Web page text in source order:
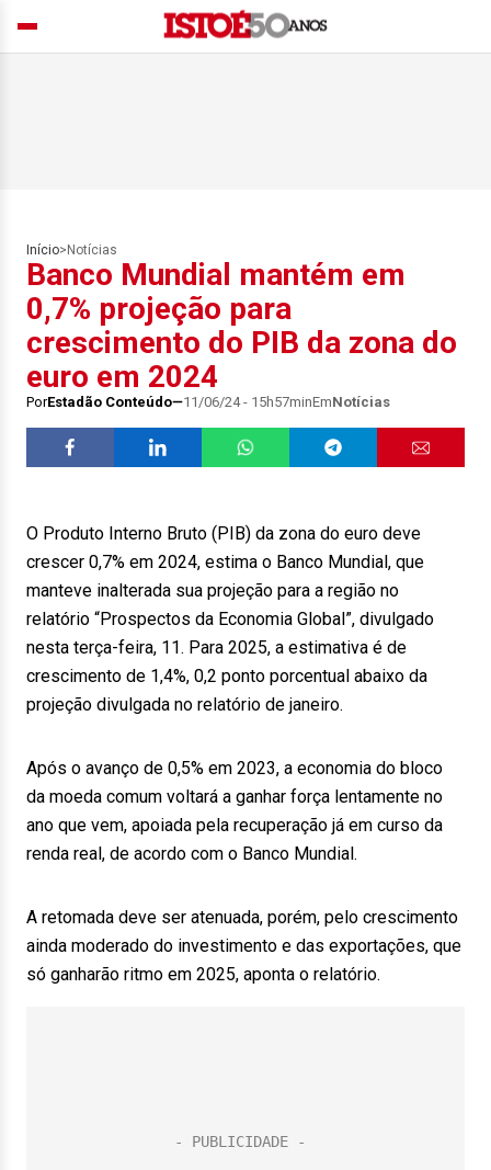
Início> Notícias
Banco Mundial mantém em
0,7% projeção para
crescimento do PIB da zona do
euro em 2024
PorEstadão Conteúdo 11/06/24 - 15h57minEmNotícias
O Produto Interno Bruto (PIB) da zona do euro deve
crescer 0,7% em 2024, estima o Banco Mundial, que
manteve inalterada sua projeção para a região no
relatório “Prospectos da Economia Global”, divulgado
nesta terça-feira, 11. Para 2025, a estimativa é de
crescimento de 1,4%, 0,2 ponto porcentual abaixo da
projeção divulgada no relatório de janeiro.
Após o avanço de 0,5% em 2023, a economia do bloco
da moeda comum voltará a ganhar força lentamente no
ano que vem, apoiada pela recuperação já em curso da
renda real, de acordo com o Banco Mundial.
A retomada deve ser atenuada, porém, pelo crescimento
ainda moderado do investimento e das exportações, que
só ganharão ritmo em 2025, aponta o relatório.